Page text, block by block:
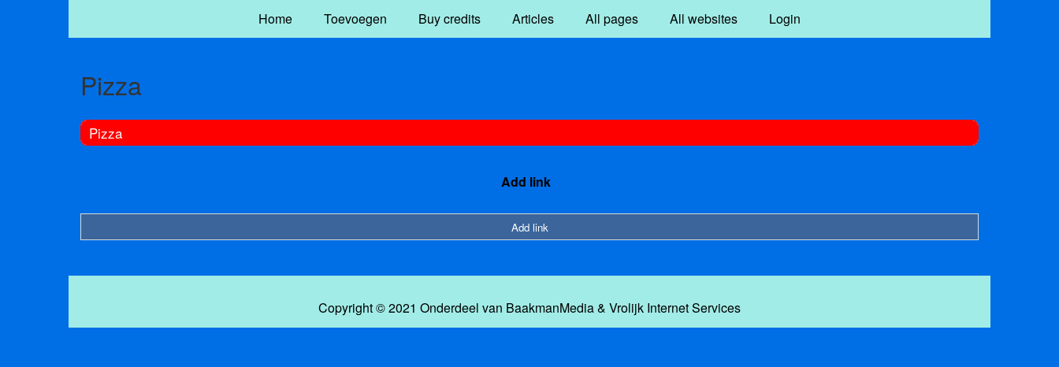
Home Toevoegen Buy credits Articles All pages All websites Login
Pizza
Pizza
Add link
Add link
Copyright © 2021 Onderdeel van BaakmanMedia& Vrolijk Internet Services